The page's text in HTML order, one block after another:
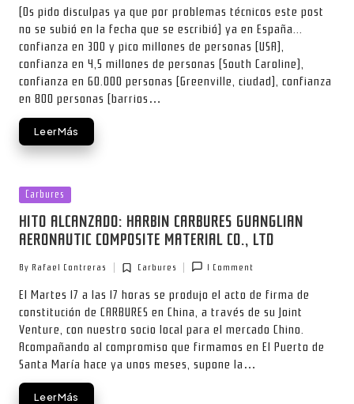
by
in
(Os pido disculpas ya que por problemas técnicos este post
no se subió en la fecha que se escribió) ya en España...
confianza en 300 y pico millones de personas (USA),
confianza en 4,5 millones de personas (South Caroline),
confianza en 60.000 personas (Greenville, ciudad), confianza
en 800 personas (barrios…
Leer Más
Posted
in
Carbures
HITO ALCANZADO: HARBIN CARBURES GUANGLIAN
AERONAUTIC COMPOSITE MATERIAL CO., LTD
Posted
by
By Rafael Contreras
Posted
in
Carbures 1 Comment
El Martes 17 a las 17 horas se produjo el acto de firma de
constitución de CARBURES en China, a través de su Joint
Venture, con nuestro socio local para el mercado Chino.
Acompañando al compromiso que firmamos en El Puerto de
Santa María hace ya unos meses, supone la…
Leer Más